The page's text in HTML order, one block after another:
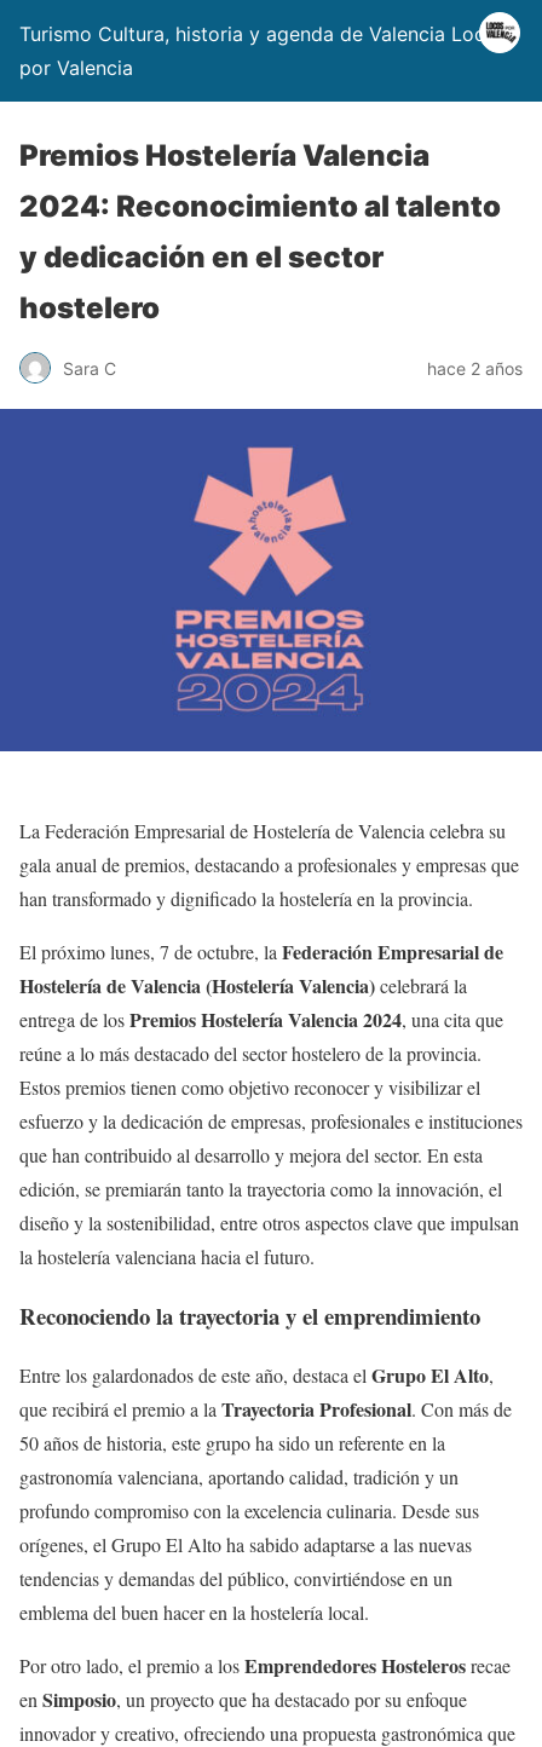
Turismo Cultura, historia y agenda de Valencia Locos
por Valencia
Premios Hostelería Valencia
2024: Reconocimiento al talento
y dedicación en el sector
hostelero
Sara C hace 2 años
La Federación Empresarial de Hostelería de Valencia celebra su
gala anual de premios, destacando a profesionales y empresas que
han transformado y dignificado la hostelería en la provincia.
El próximo lunes, 7 de octubre, la Federación Empresarial de
Hostelería de Valencia (Hostelería Valencia)celebrará la
entrega de losPremios Hostelería Valencia 2024, una cita que
reúne a lo más destacado del sector hostelero de la provincia.
Estos premios tienen como objetivo reconocer y visibilizar el
esfuerzo y la dedicación de empresas, profesionales e instituciones
que han contribuido al desarrollo y mejora del sector. En esta
edición, se premiarán tanto la trayectoria como la innovación, el
diseño y la sostenibilidad, entre otros aspectos clave que impulsan
la hostelería valenciana hacia el futuro.
Reconociendo la trayectoria y el emprendimiento
Entre los galardonados de este año, destaca el Grupo El Alto,
que recibirá el premio a la Trayectoria Profesional. Con más de
50 años de historia, este grupo ha sido un referente en la
gastronomía valenciana, aportando calidad, tradición y un
profundo compromiso con la excelencia culinaria. Desde sus
orígenes, el Grupo El Alto ha sabido adaptarse a las nuevas
tendencias y demandas del público, convirtiéndose en un
emblema del buen hacer en la hostelería local.
Por otro lado, el premio a losEmprendedores Hostelerosrecae
en Simposio, un proyecto que ha destacado por su enfoque
innovador y creativo, ofreciendo una propuesta gastronómica que